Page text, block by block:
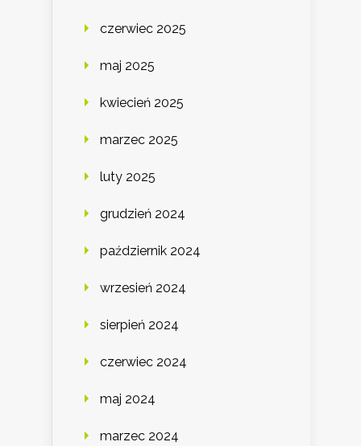
czerwiec 2025
maj 2025
kwiecień 2025
marzec 2025
luty 2025
grudzień 2024
październik 2024
wrzesień 2024
sierpień 2024
czerwiec 2024
maj 2024
marzec 2024